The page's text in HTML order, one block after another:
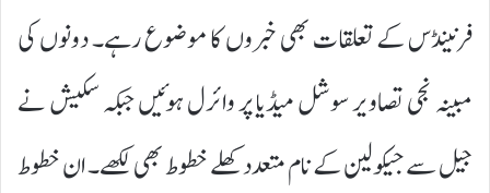
فرنینڈس کے تعلقات بھی خبروں کا موضوع رہے۔ دونوں کی
مبینہ نجی تصاویر سوشل میڈیا پر وائرل ہوئیں جبکہ سکیش نے
جیل سے جیکولین کے نام متعدد کھلے خطوط بھی لکھے۔ ان خطوط